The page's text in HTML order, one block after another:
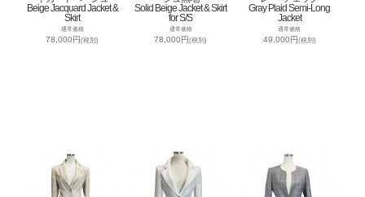
Beige Jacquard Jacket &
Skirt
通常価格
78,000円(税別)
Solid Beige Jacket & Skirt
for S/S
通常価格
78,000円(税別)
Gray Plaid Semi-Long
Jacket
通常価格
49,000円(税別)